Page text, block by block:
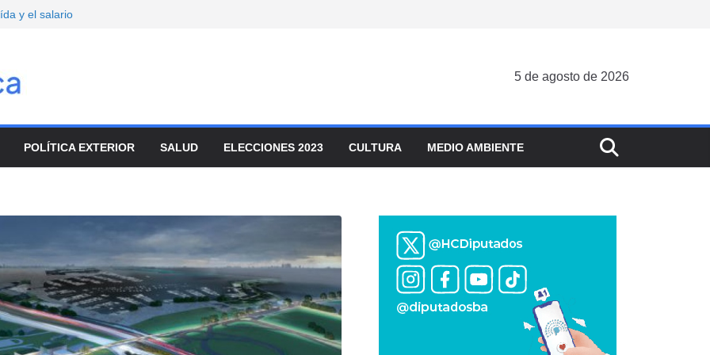
y el salario
a
para
turistas y el
5 de agosto de 2026
POLÍTICA EXTERIOR SALUD ELECCIONES 2023 CULTURA MEDIO AMBIENTE